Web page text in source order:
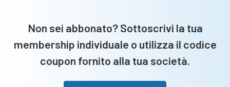
Non sei abbonato? Sottoscrivi la tua
membership individuale o utilizza il codice
coupon fornito alla tua società.